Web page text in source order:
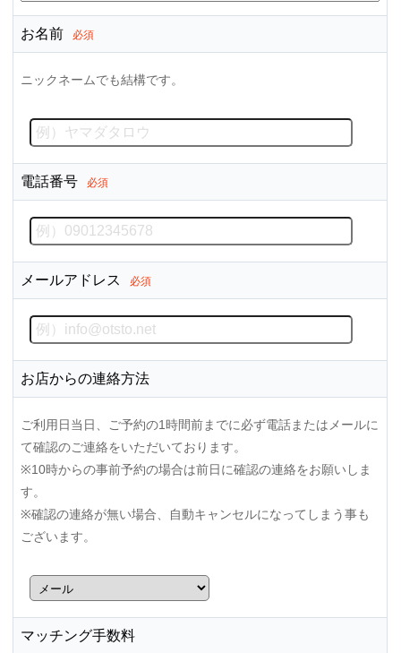
お名前 必須
ニックネームでも結構です。
電話番号 必須
メールアドレス 必須
お店からの連絡方法
ご利用日当日、ご予約の1時間前までに必ず電話またはメールに
て確認のご連絡をいただいております。
※10時からの事前予約の場合は前日に確認の連絡をお願いしま
す。
※確認の連絡が無い場合、自動キャンセルになってしまう事も
ございます。
マッチング手数料